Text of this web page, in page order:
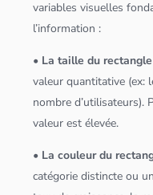
variables visuelles
l’information :
• La taille du
valeur quantitative (ex:
nombre d’utilisateurs).
valeur est élevée.
• La couleur du
catégorie distincte ou